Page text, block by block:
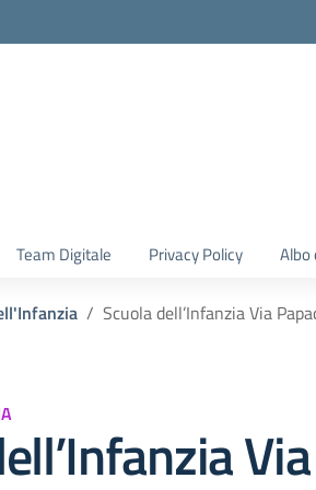
Team Digitale Privacy Policy Albo
Scuola dell’Infanzia Via
Via